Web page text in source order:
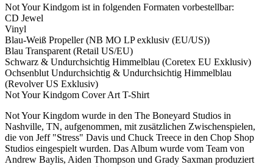
Not Your Kindgom ist in folgenden Formaten vorbestellbar:
CD Jewel
Vinyl
Blau-Weiß Propeller (NB MO LP exklusiv (EU/US))
Blau Transparent (Retail US/EU)
Schwarz & Undurchsichtig Himmelblau (Coretex EU Exklusiv)
Ochsenblut Undurchsichtig & Undurchsichtig Himmelblau
(Revolver US Exklusiv)
Not Your Kindgom Cover Art T-Shirt
Not Your Kingdom wurde in den The Boneyard Studios in
Nashville, TN, aufgenommen, mit zusätzlichen Zwischenspielen,
die von Jeff "Stress" Davis und Chuck Treece in den Chop Shop
Studios eingespielt wurden. Das Album wurde vom Team von
Andrew Baylis, Aiden Thompson und Grady Saxman produziert